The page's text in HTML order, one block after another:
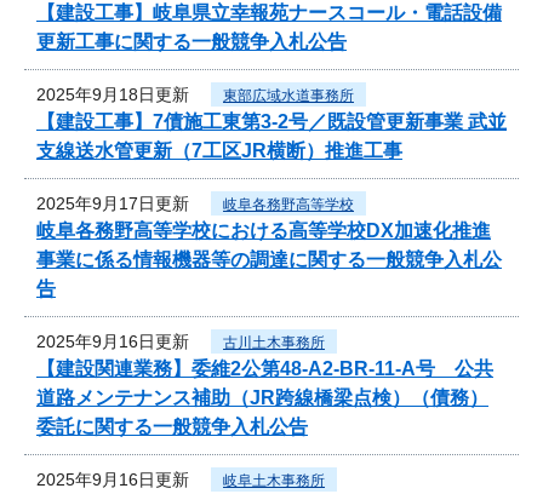
【建設工事】岐阜県立幸報苑ナースコール・電話設備
更新工事に関する一般競争入札公告
2025年9月18日更新 東部広域水道事務所
【建設工事】7債施工東第3-2号／既設管更新事業 武並
支線送水管更新（7工区JR横断）推進工事
2025年9月17日更新 岐阜各務野高等学校
岐阜各務野高等学校における高等学校DX加速化推進
事業に係る情報機器等の調達に関する一般競争入札公
告
2025年9月16日更新 古川土木事務所
【建設関連業務】委維2公第48-A2-BR-11-A号 公共
道路メンテナンス補助（JR跨線橋梁点検）（債務）
委託に関する一般競争入札公告
2025年9月16日更新 岐阜土木事務所